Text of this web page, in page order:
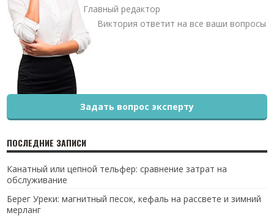
Главный редактор
Виктория ответит на все ваши вопросы
Задать вопрос эксперту
ПОСЛЕДНИЕ ЗАПИСИ
Канатный или цепной тельфер: сравнение затрат на
обслуживание
Берег Уреки: магнитный песок, кефаль на рассвете и зимний
мерланг